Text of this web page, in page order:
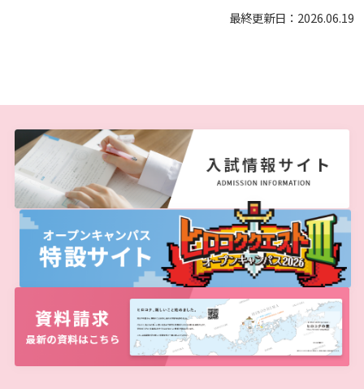
最終更新日：2026.06.19